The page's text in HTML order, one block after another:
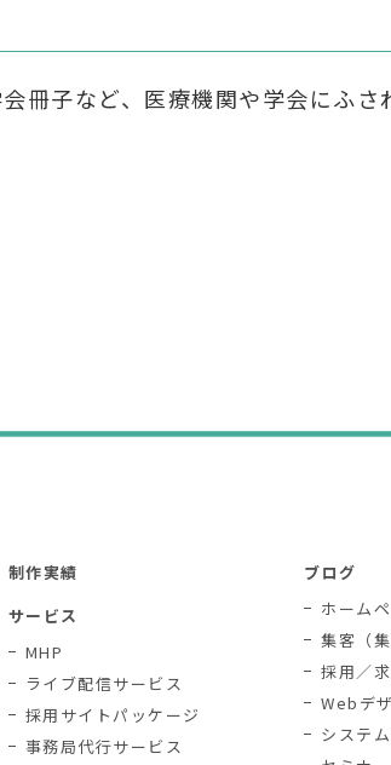
冊子など、医療機関や学会にふ
制作実績
サービス
MHP
ライブ配信サービス
採用サイトパッケージ
事務局代行サービス
ブログ
ホーム
集客（集
採用／
Webデ
システ